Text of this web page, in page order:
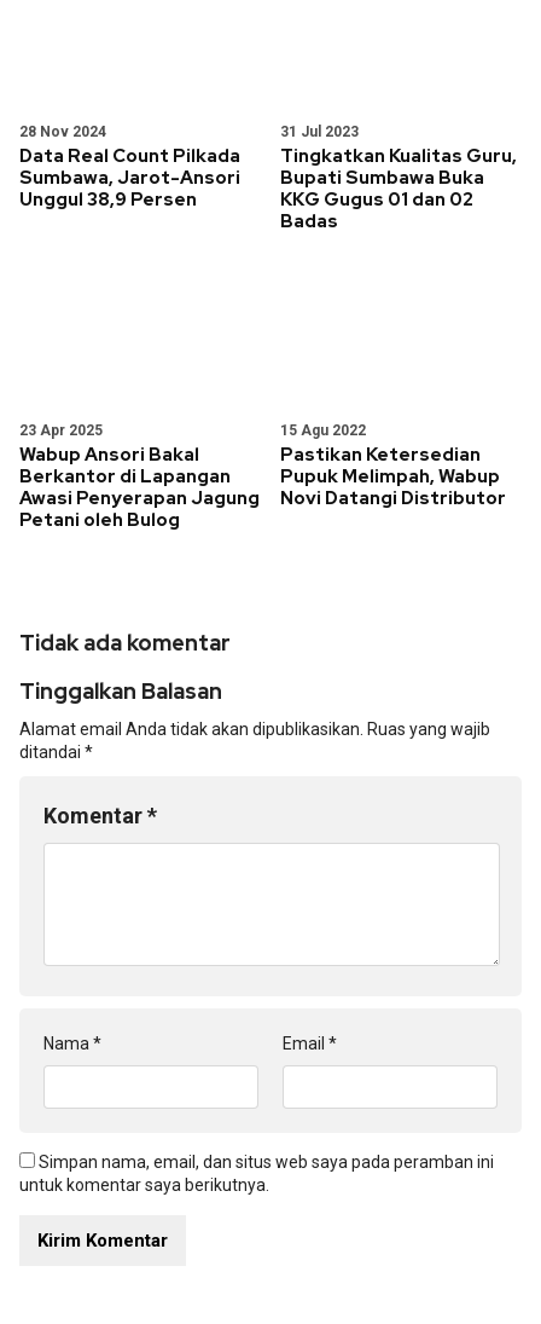
28 Nov 2024
Data Real Count Pilkada
Sumbawa, Jarot-Ansori
Unggul 38,9 Persen
31 Jul 2023
Tingkatkan Kualitas Guru,
Bupati Sumbawa Buka
KKG Gugus 01 dan 02
Badas
23 Apr 2025
Wabup Ansori Bakal
Berkantor di Lapangan
Awasi Penyerapan Jagung
Petani oleh Bulog
15 Agu 2022
Pastikan Ketersedian
Pupuk Melimpah, Wabup
Novi Datangi Distributor
Tidak ada komentar
Tinggalkan Balasan
Alamat email Anda tidak akan dipublikasikan. Ruas yang wajib
ditandai *
Komentar*
Nama * Email *
Simpan nama, email, dan situs web saya pada peramban ini
untuk komentar saya berikutnya.